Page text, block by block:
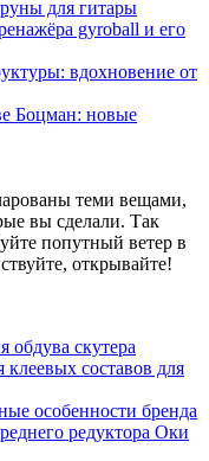
для гитары
gyroball и его
вдохновение от
Боцман: новые
теми вещами,
вы сделали. Так
попутный ветер в
открывайте!
скутера
составов для
особенности бренда
редуктора Оки